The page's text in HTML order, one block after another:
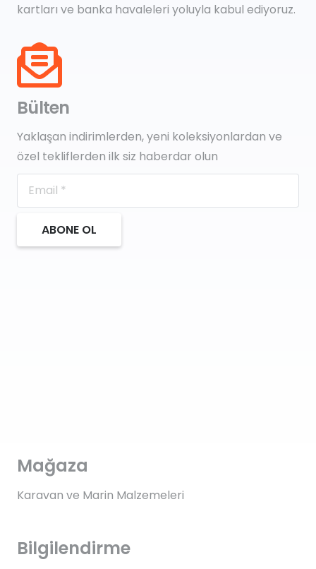
kartları ve banka havaleleri yoluyla kabul ediyoruz.
Bülten
Yaklaşan indirimlerden, yeni koleksiyonlardan ve
özel tekliflerden ilk siz haberdar olun
ABONE OL
Mağaza
Karavan ve Marin Malzemeleri
Bilgilendirme